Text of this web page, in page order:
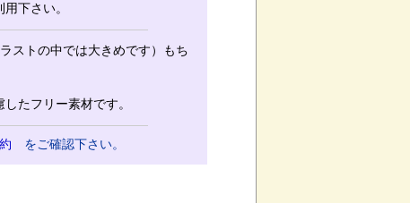
下さい。
ストの中では大きめです）もち
たフリー素材です。
をご確認下さい。